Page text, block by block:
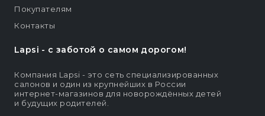
Lapsi - c заботой о самом дорогом!
Компания Lapsi - это сеть специализированных
салонов и один из крупнейших в России
интернет-магазинов для новорождённых детей
и будущих родителей.
Покупателям
Контакты